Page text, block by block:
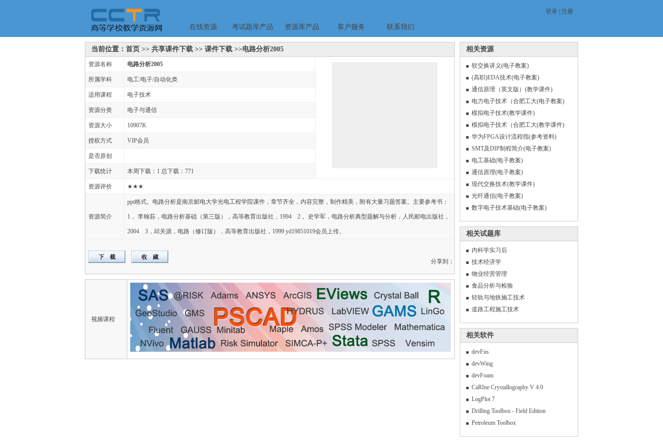
登录 注册
在线资源 考试题库产品 资源库产品 客户服务 联系我们
当前位置：首页 >> 共享课件下载 >> 课件下载 >>电路分析2005
资源名称 电路分析2005
所属学科 电工/电子/自动化类
适用课程 电子技术
资源分类 电子与通信
资源大小 10907K
授权方式 VIP会员
是否原创
下载统计 本周下载：1 总下载：771
资源评价 ★★★
资源简介
ppt格式。电路分析是南京邮电大学光电工程学院课件，章节齐全，内容完整，制作精美，附有大量习题答案。主要参考书：
1， 李翰荪，电路分析基础（第三版），高等教育出版社，1994 2， 史学军，电路分析典型题解与分析，人民邮电出版社，
2004 3，邱关源，电路（修订版），高等教育出版社，1999 yd19851019会员上传。
分享到：
视频课程
相关资源
软交换讲义(电子教案)
(高职)EDA技术(电子教案)
通信原理（英文版）(教学课件)
电力电子技术（合肥工大(电子教案)
模拟电子技术(教学课件)
模拟电子技术（合肥工大(教学课件)
华为FPGA设计流程指(参考资料)
SMT及DIP制程简介(电子教案)
电工基础(电子教案)
通信原理(电子教案)
现代交换技术(教学课件)
光纤通信(电子教案)
数字电子技术基础(电子教案)
相关试题库
内科学实习后
技术经济学
物业经营管理
食品分析与检验
轻轨与地铁施工技术
道路工程施工技术
相关软件
devFus
devWing
devFoam
CaRIne Crystallography V 4.0
LogPlot 7
Drilling Toolbox - Field Edition
Petroleum Toolbox